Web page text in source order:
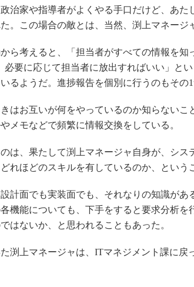
治家や指導者がよくやる手口だけど、あた
。この場合の敵とは、当然、渕上マネージ
ら考えると、「担当者がすべての情報を知
必要に応じて担当者に放出すればいい」と
るようだ。進捗報告を個別に行うのもその1
はお互いが何をやっているのか知らないこ
メモなどで頻繁に情報交換をしている。
は、果たして渕上マネージャ自身が、シス
れほどのスキルを有しているのか、という
計面でも実装面でも、それなりの知識があ
機能についても、下手をすると要求分析を
はないか、と思われることもあった。
渕上マネージャは、ITマネジメント課に戻